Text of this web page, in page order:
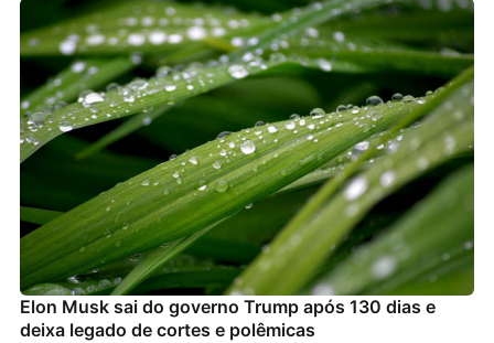
Elon Musk sai do governo Trump após 130 dias e
deixa legado de cortes e polêmicas